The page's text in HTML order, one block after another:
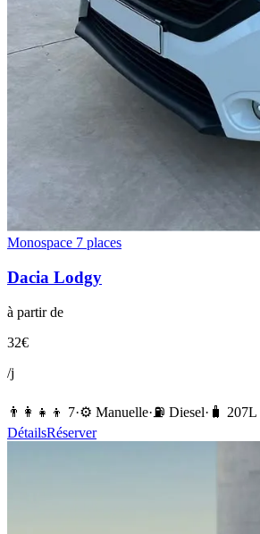
Monospace 7 places
Dacia Lodgy
à partir de
32€
/j
👨‍👩‍👧‍👦 7·⚙️ Manuelle·⛽️ Diesel· 🧳 207L
DétailsRéserver